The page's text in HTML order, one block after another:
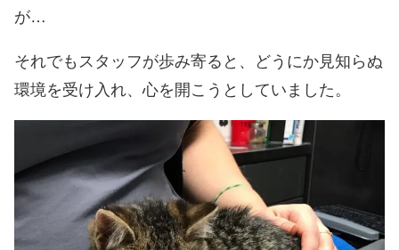
が…
それでもスタッフが歩み寄ると、どうにか見知らぬ
環境を受け入れ、心を開こうとしていました。